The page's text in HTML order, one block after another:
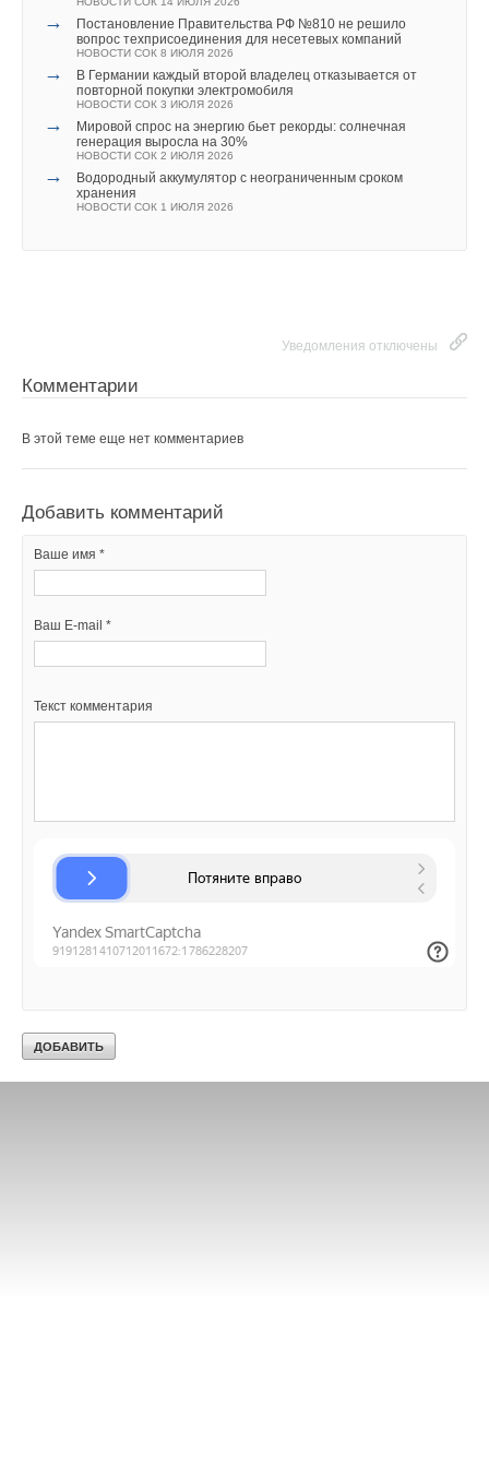
→
Постановление Правительства РФ №810 не решило
вопрос техприсоединения для несетевых компаний
НОВОСТИ СОК 8 ИЮЛЯ 2026
→
В Германии каждый второй владелец отказывается от
повторной покупки электромобиля
НОВОСТИ СОК 3 ИЮЛЯ 2026
→
Мировой спрос на энергию бьет рекорды: солнечная
генерация выросла на 30%
НОВОСТИ СОК 2 ИЮЛЯ 2026
→
Водородный аккумулятор с неограниченным сроком
хранения
НОВОСТИ СОК 1 ИЮЛЯ 2026
Уведомления отключены
Комментарии
В этой теме еще нет комментариев
Добавить комментарий
Ваше имя *
Ваш E-mail *
Текст комментария
Комментарии
В этой теме еще нет комментариев
Китайская Shenling представила линейку тепловых
насосов «воздух-вода» на R290
НОВОСТИ СОК 4 АВГУСТА 2026
Тепловые насосы в связке с солнечной генерацией и
накопителем снижают потребление на 60%
НОВОСТИ СОК 4 АВГУСТА 2026
Добавить комментарий
Ваше имя *
Ваш E-mail *
Тепловые насосы в связке с солнечной генерацией и
накопителем снижают потребление на 60%
НОВОСТИ СОК 4 АВГУСТА 2026
«РУСКЛИМАТ Fest 2026» в Уфе собрал свыше 700
профи климатической отрасли
НОВОСТИ СОК 3 АВГУСТА 2026
Добавить комментарий
Ваше имя *
Ваш E-mail *
Текст комментария